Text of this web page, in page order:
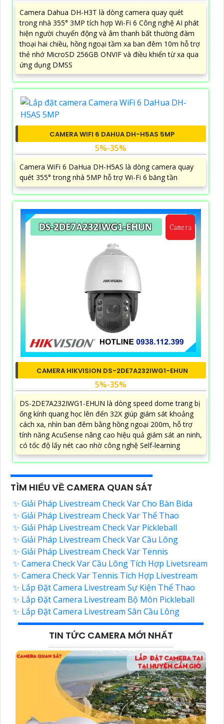
Camera Dahua DH-H3T là dòng camera quay quét
trong nhà 355° 3MP tích hợp Wi-Fi 6 Công nghệ AI phát
hiện người chuyển động và âm thanh bất thường đàm
thoại hai chiều, hồng ngoại tầm xa ban đêm 10m hỗ trợ
thẻ nhớ MicroSD 256GB ONVIF và điều khiển từ xa qua
ứng dụng DMSS
CAMERA WIFI 6 DAHUA DH-H5AS 5MP
5%-35%
Camera WiFi 6 DaHua DH-H5AS là dòng camera quay
quét 355° trong nhà 5MP hỗ trợ Wi-Fi 6 băng tần
CAMERA HIKVISION DS-2DE7A232IWG1-EHUN
5%-35%
DS-2DE7A232IWG1-EHUN là dòng speed dome trang bị
ống kính quang học lên đến 32X giúp giám sát khoảng
cách xa, nhìn ban đêm bằng hồng ngoại 200m, hỗ trợ
tính năng AcuSense nâng cao hiệu quả giám sát an ninh,
có tốc độ lấy nét cao nhờ công nghệ Self-learning
TÌM HIỂU VỀ CAMERA QUAN SÁT
✨ Giải Pháp Livestream Check Var Cho Bàn Bida
✨ Giải Pháp Livestream Check Var Thể Thao
✨ Giải Pháp Livestream Check Var Pickleball
✨ Giải Pháp Livestream Check Var Cầu Lông
✨ Giải Pháp Livestream Check Var Tennis
✨ Camera Check Var Cầu Lông Tích Hợp Livetsream
✨ Camera Check Var Tennis Tích Hợp Livestream
✨ Lắp Đặt Camera Livestream Sự Kiện Thể Thao
✨ Lắp Đặt Camera Livestream Bộ Môn Pickleball
✨ Lắp Đặt Camera Livestream Sân Cầu Lông
TIN TỨC CAMERA MỚI NHẤT